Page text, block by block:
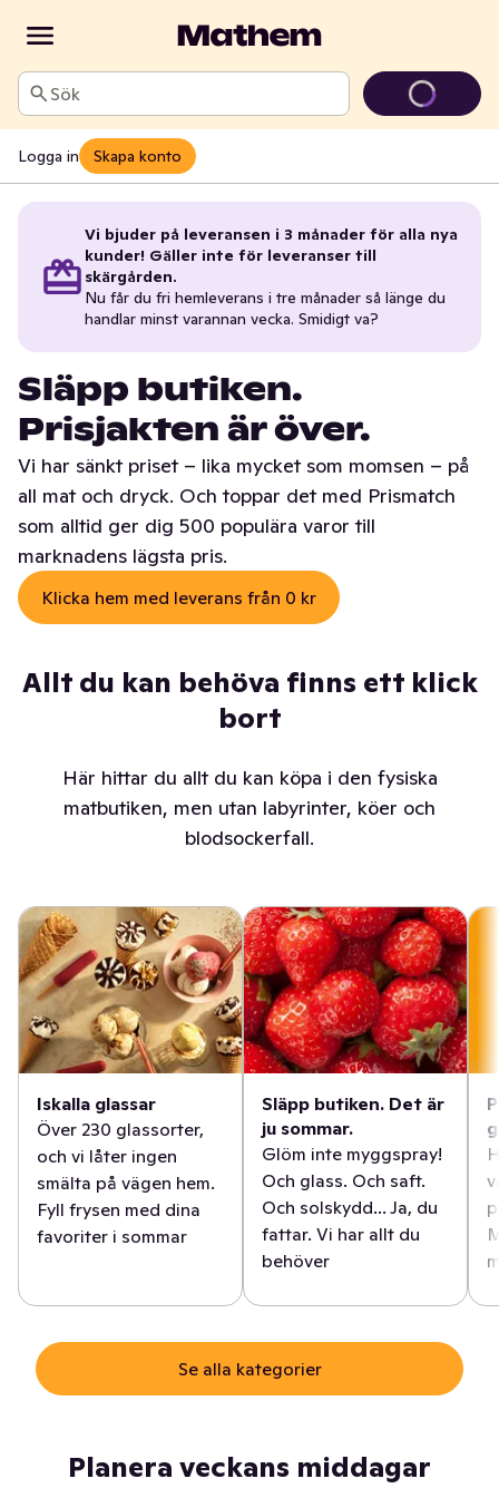
Sök
Logga in Skapa konto
Vi bjuder på leveransen i 3 månader för alla nya
kunder! Gäller inte för leveranser till
skärgården.
Nu får du fri hemleverans i tre månader så länge du
handlar minst varannan vecka. Smidigt va?
Släpp butiken.
Prisjakten är över.
Vi har sänkt priset – lika mycket som momsen – på
all mat och dryck. Och toppar det med Prismatch
som alltid ger dig 500 populära varor till
marknadens lägsta pris.
Klicka hem med leverans från 0 kr
Allt du kan behöva finns ett klick
bort
Här hittar du allt du kan köpa i den fysiska
matbutiken, men utan labyrinter, köer och
blodsockerfall.
Iskalla glassar
Över 230 glassorter,
och vi låter ingen
smälta på vägen hem.
Fyll frysen med dina
favoriter i sommar
Släpp butiken. Det är
ju sommar.
Glöm inte myggspray!
Och glass. Och saft.
Och solskydd... Ja, du
fattar. Vi har allt du
behöver
Se alla kategorier
Planera veckans middagar